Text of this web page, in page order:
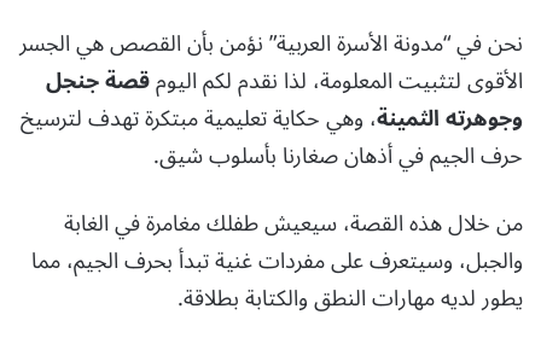
نحن في “مدونة الأسرة العربية” نؤمن بأن القصص هي الجسر
الأقوى لتثبيت المعلومة، لذا نقدم لكم اليومقصة جنجل
وجوهرته الثمينة، وهي حكاية تعليمية مبتكرة تهدف لترسيخ
حرف الجيم في أذهان صغارنا بأسلوب شيق.
من خلال هذه القصة، سيعيش طفلك مغامرة في الغابة
والجبل، وسيتعرف على مفردات غنية تبدأ بحرف الجيم، مما
يطور لديه مهارات النطق والكتابة بطلاقة.